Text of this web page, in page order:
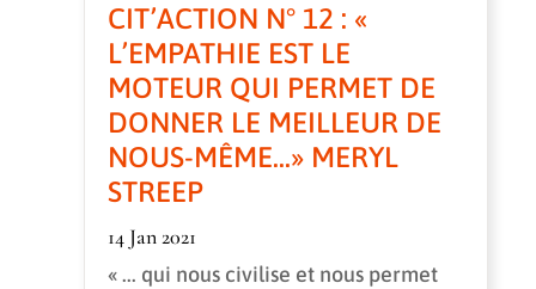
CIT’ACTION N° 12 : «
L’EMPATHIE EST LE
MOTEUR QUI PERMET DE
DONNER LE MEILLEUR DE
NOUS-MÊME…» MERYL
STREEP
14 Jan 2021
« ... qui nous civilise et nous permet